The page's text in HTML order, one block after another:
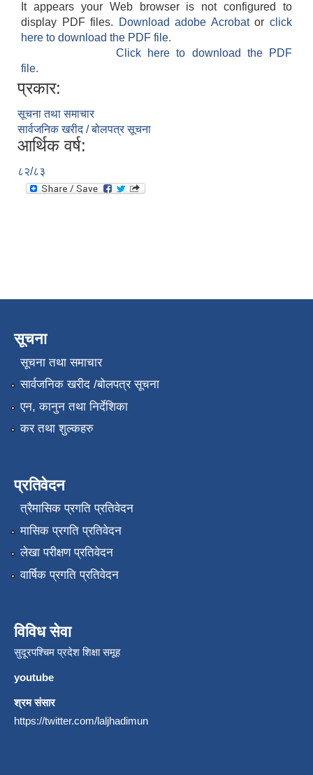
It appears your Web browser is not configured to
display PDF files.
Download adobe Acrobatorclick
here to download the PDF file.
Click here to download the PDF
file.
प्रकार:
सूचना तथा समाचार
सार्वजनिक खरीद / बोलपत्र सूचना
आर्थिक वर्ष:
८२/८३
सूचना
सूचना तथा समाचार
सार्वजनिक खरीद /बोलपत्र सूचना
एन, कानुन तथा निर्देशिका
कर तथा शुल्कहरु
प्रतिवेदन
त्रैमासिक प्रगति प्रतिवेदन
मासिक प्रगति प्रतिवेदन
लेखा परीक्षण प्रतिवेदन
वार्षिक प्रगति प्रतिवेदन
विविध सेवा
सुदूरपश्चिम प्रदेश शिक्षा समूह
youtube
श्रम संसार
https://twitter.com/laljhadimun